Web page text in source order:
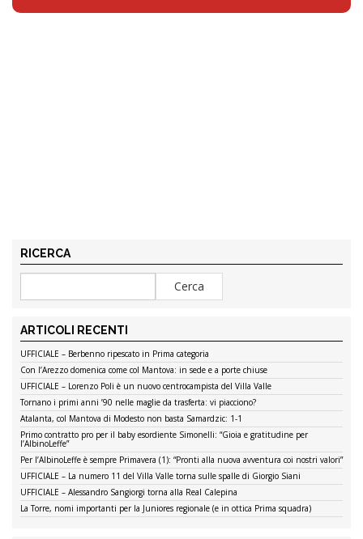
RICERCA
ARTICOLI RECENTI
UFFICIALE – Berbenno ripescato in Prima categoria
Con l’Arezzo domenica come col Mantova: in sede e a porte chiuse
UFFICIALE – Lorenzo Poli è un nuovo centrocampista del Villa Valle
Tornano i primi anni ’90 nelle maglie da trasferta: vi piacciono?
Atalanta, col Mantova di Modesto non basta Samardzic: 1-1
Primo contratto pro per il baby esordiente Simonelli: “Gioia e gratitudine per
l’AlbinoLeffe”
Per l’AlbinoLeffe è sempre Primavera (1): “Pronti alla nuova avventura coi nostri valori”
UFFICIALE – La numero 11 del Villa Valle torna sulle spalle di Giorgio Siani
UFFICIALE – Alessandro Sangiorgi torna alla Real Calepina
La Torre, nomi importanti per la Juniores regionale (e in ottica Prima squadra)